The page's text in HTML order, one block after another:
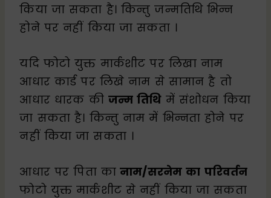
किया जा सकता है। किन्तु जन्मतिथि भिन्न
होने पर नहीं किया जा सकता ।
यदि फोटो युक्त मार्कशीट पर लिखा नाम
आधार कार्ड पर लिखे नाम से सामान है तो
आधार धारक की जन्म तिथिमें संशोधन किया
जा सकता है। किन्तु नाम में भिन्नता होने पर
नहीं किया जा सकता ।
आधार पर पिता का नाम/सरनेम का परिवर्तन
फोटो युक्त मार्कशीट से नहीं किया जा सकता